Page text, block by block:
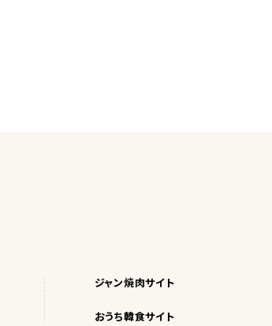
ジャン焼肉サイト
おうち韓食サイト